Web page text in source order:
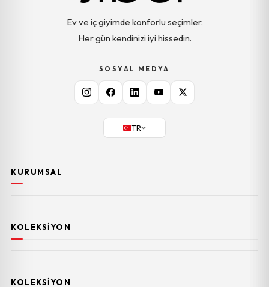
Ev ve iç giyimde konforlu seçimler.
Her gün kendinizi iyi hissedin.
SOSYAL MEDYA
TR
KURUMSAL
KOLEKSIYON
KOLEKSIYON